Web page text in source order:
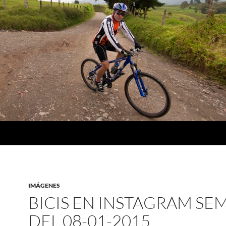
IMÁGENES
BICIS EN INSTAGRAM
DEL 08-01-2015